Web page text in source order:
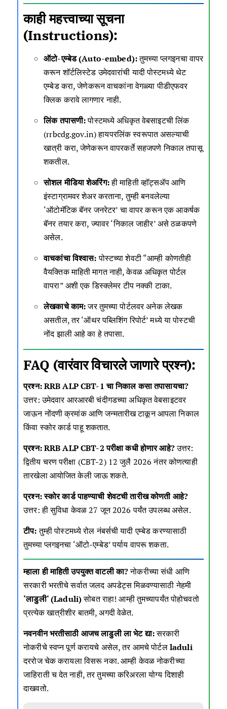
काही महत्त्वाच्या सूचना
(Instructions):
ऑटो-एम्बेड (Auto-embed):तुमच्या प्लगइनचा वापर
करून शॉर्टलिस्टेड उमेदवारांची यादी पोस्टमध्ये थेट
एम्बेड करा, जेणेकरून वाचकांना वेगळ्या पीडीएफवर
क्लिक करावे लागणार नाही.
लिंक तपासणी:पोस्टमध्ये अधिकृत वेबसाइटची लिंक
(rrbcdg.gov.in) हायपरलिंक स्वरूपात असल्याची
खात्री करा, जेणेकरून वापरकर्ते सहजपणे निकाल तपासू
शकतील.
सोशल मीडिया शेअरिंग:ही माहिती व्हॉट्सॲप आणि
इंस्टाग्रामवर शेअर करताना, तुम्ही बनवलेल्या
‘ऑटोमॅटिक बॅनर जनरेटर’ चा वापर करून एक आकर्षक
बॅनर तयार करा, ज्यावर ‘निकाल जाहीर’ असे ठळकपणे
असेल.
वाचकांचा विश्वास:पोस्टच्या शेवटी “आम्ही कोणतीही
वैयक्तिक माहिती मागत नाही, केवळ अधिकृत पोर्टल
वापरा” अशी एक डिस्क्लेमर टीप नक्की टाका.
लेखकाचे काम:जर तुमच्या पोर्टलवर अनेक लेखक
असतील, तर ‘ऑथर पब्लिशिंग रिपोर्ट’ मध्ये या पोस्टची
नोंद झाली आहे का हे तपासा.
FAQ (वारंवार विचारले जाणारे प्रश्न):
प्रश्न: RRB ALP CBT-1 चा निकाल कसा तपासायचा?
उत्तर: उमेदवार आरआरबी चंदीगडच्या अधिकृत वेबसाइटवर
जाऊन नोंदणी क्रमांक आणि जन्मतारीख टाकून आपला निकाल
किंवा स्कोर कार्ड पाहू शकतात.
प्रश्न: RRB ALP CBT-2 परीक्षा कधी होणार आहे?उत्तर:
द्वितीय चरण परीक्षा (CBT-2) 12 जुलै 2026 नंतर कोणत्याही
तारखेला आयोजित केली जाऊ शकते.
प्रश्न: स्कोर कार्ड पाहण्याची शेवटची तारीख कोणती आहे?
उत्तर: ही सुविधा केवळ 27 जून 2026 पर्यंत उपलब्ध असेल.
टीप:तुम्ही पोस्टमध्ये रोल नंबर्सची यादी एम्बेड करण्यासाठी
तुमच्या प्लगइनचा ‘ऑटो-एम्बेड’ पर्याय वापरू शकता.
म्हाला ही माहिती उपयुक्त वाटली का?नोकरीच्या संधी आणि
सरकारी भरतीचे सर्वात जलद अपडेट्स मिळवण्यासाठी नेहमी
‘लाडुली‘ (Laduli)सोबत राहा! आम्ही तुमच्यापर्यंत पोहोचवतो
प्रत्येक खात्रीशीर बातमी, अगदी वेळेत.
नवनवीन भरतीसाठी आजच लाडुली ला भेट द्या:सरकारी
नोकरीचे स्वप्न पूर्ण करायचे असेल, तर आमचे पोर्टलladuli
दररोज चेक करायला विसरू नका. आम्ही केवळ नोकरीच्या
जाहिराती च देत नाही, तर तुमच्या करिअरला योग्य दिशाही
दाखवतो.